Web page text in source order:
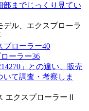
部までじっくり見てい
プローラー40
ーラー36
」との違い、販売
て調査・考察しま